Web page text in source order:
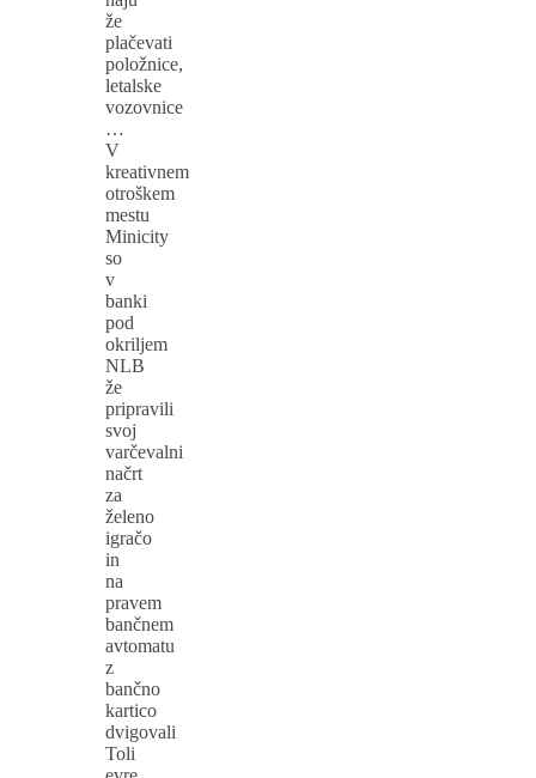
že
plačevati
položnice,
letalske
vozovnice
…
V
kreativnem
otroškem
mestu
Minicity
so
v
banki
pod
okriljem
NLB
že
pripravili
svoj
varčevalni
načrt
za
želeno
igračo
in
na
pravem
bančnem
avtomatu
z
bančno
kartico
dvigovali
Toli